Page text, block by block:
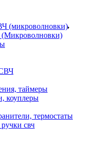
(микроволновки)
таймеры
коуплеры
термостаты
свч